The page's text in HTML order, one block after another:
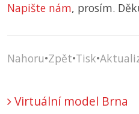
Napište nám, prosím.
Nahoru•Zpět•Tisk•
Virtuální model Brna